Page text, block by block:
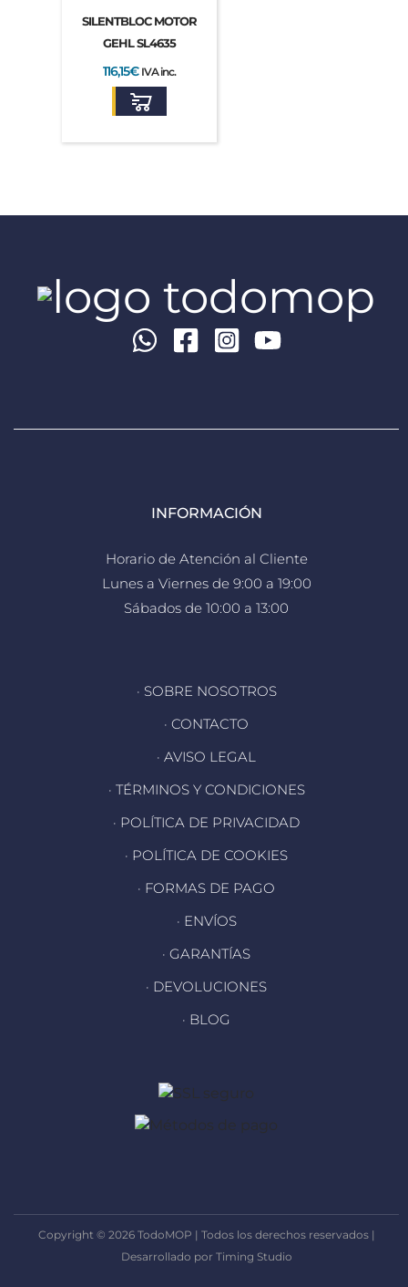
SILENTBLOC MOTOR
GEHL SL4635
116,15€ IVA inc.
INFORMACIÓN
Horario de Atención al Cliente
Lunes a Viernes de 9:00 a 19:00
Sábados de 10:00 a 13:00
· SOBRE NOSOTROS
· CONTACTO
· AVISO LEGAL
· TÉRMINOS Y CONDICIONES
· POLÍTICA DE PRIVACIDAD
· POLÍTICA DE COOKIES
· FORMAS DE PAGO
· ENVÍOS
· GARANTÍAS
· DEVOLUCIONES
· BLOG
Copyright © 2026 TodoMOP | Todos los derechos reservados |
Desarrollado por Timing Studio